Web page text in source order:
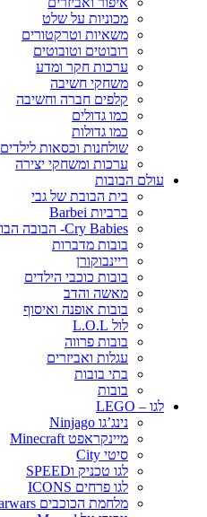
מכוניות על שלט
משאיות וטרקטורים
רובוטים וטובוטים
ערכות חקר ומדע
משחקי חשיבה
קלפים חברה וחשיבה
כמו גדולים
כמו גדולות
שולחנות וכסאות לילדים
ערכות ומשחקי יצירה
עולם הבובות
בית הבובת של גבי
ברביות Barbei
Cry Babies- הבובה הבוכה
בובות מדברות
ריינבוקורן
בובות כוכבי הילדים
מאשה והדב
בובות אופנה ואיסוף
לול L.O.L
בובות פרווה
עגלות ואביזרים
בתי בובות
בובות
לגו – LEGO
נינג’גו Ninjago
מיינקראפט Minecraft
סיטי City
לגו טכניק וSPEED
לגו פרחים ICONS
מלחמת הכוכבים Starwars